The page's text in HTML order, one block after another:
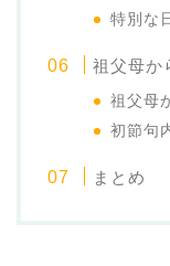
特別な
祖父母か
祖父母
初節句
まとめ